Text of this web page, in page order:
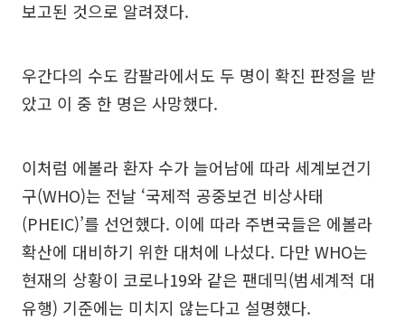
보고된 것으로 알려졌다.
우간다의 수도 캄팔라에서도 두 명이 확진 판정을 받
았고 이 중 한 명은 사망했다.
이처럼 에볼라 환자 수가 늘어남에 따라 세계보건기
구(WHO)는 전날 ‘국제적 공중보건 비상사태
(PHEIC)’를 선언했다. 이에 따라 주변국들은 에볼라
확산에 대비하기 위한 대처에 나섰다. 다만 WHO는
현재의 상황이 코로나19와 같은 팬데믹(범세계적 대
유행) 기준에는 미치지 않는다고 설명했다.